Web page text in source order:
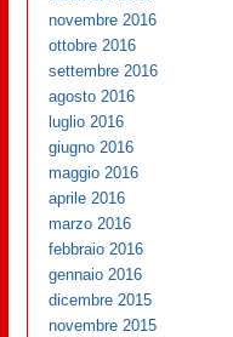
novembre 2016
ottobre 2016
settembre 2016
agosto 2016
luglio 2016
giugno 2016
maggio 2016
aprile 2016
marzo 2016
febbraio 2016
gennaio 2016
dicembre 2015
novembre 2015